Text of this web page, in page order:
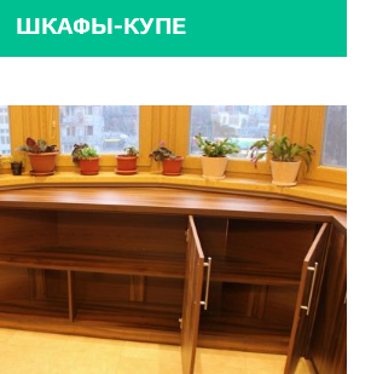
ШКАФЫ-КУПЕ